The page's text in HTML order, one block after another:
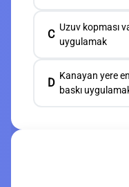
C
Uzuv kopması
uygulamak
D
Kanayan yere
baskı